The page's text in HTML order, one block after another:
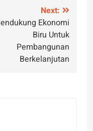
Next:
Ekonomi
Biru Untuk
Pembangunan
Berkelanjutan